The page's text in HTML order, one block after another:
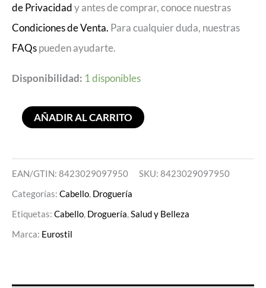
de Privacidady antes de comprar, conoce nuestras
Condiciones de Venta. Para cualquier duda, nuestras
FAQspueden ayudarte.
Disponibilidad: 1 disponibles
AÑADIR AL CARRITO
EAN/GTIN: 8423029097950 SKU: 8423029097950
Categorías: Cabello, Droguería
Etiquetas: Cabello, Droguería,Salud y Belleza
Marca: Eurostil